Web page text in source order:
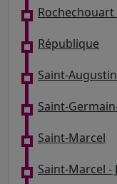
République
Saint-Augustin
Saint-Marcel